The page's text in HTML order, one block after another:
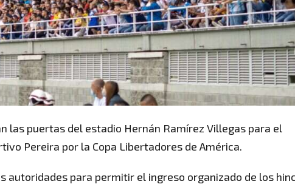
las puertas del estadio Hernán Ramírez Villegas para el
Pereira por la Copa Libertadores de América.
autoridades para permitir el ingreso organizado de los